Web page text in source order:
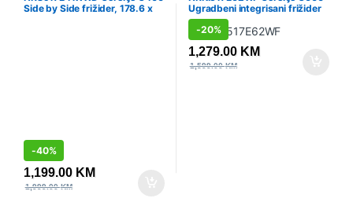
Side by Side frižider, 178.6 x
-40%
1,199.00 KM
1,999.00KM
Ugradbeni integrisani frižider
sa zamrzivačem, 177.2 x 54 x
54.5 cm, Baglama od vrata do
vrata
-20%
1,279.00 KM
1,599.00KM